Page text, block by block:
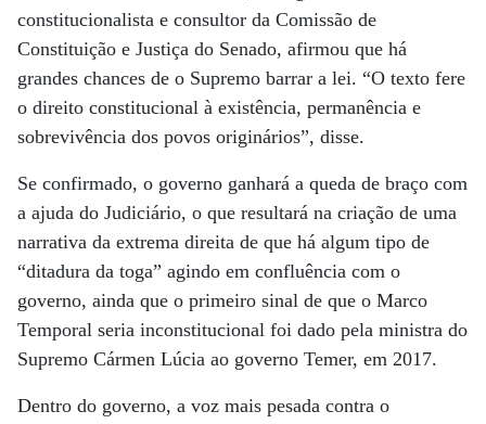
constitucionalista e consultor da Comissão de
Constituição e Justiça do Senado, afirmou que há
grandes chances de o Supremo barrar a lei. “O texto fere
o direito constitucional à existência, permanência e
sobrevivência dos povos originários”, disse.
Se confirmado, o governo ganhará a queda de braço com
a ajuda do Judiciário, o que resultará na criação de uma
narrativa da extrema direita de que há algum tipo de
“ditadura da toga” agindo em confluência com o
governo, ainda que o primeiro sinal de que o Marco
Temporal seria inconstitucional foi dado pela ministra do
Supremo Cármen Lúcia ao governo Temer, em 2017.
Dentro do governo, a voz mais pesada contra o